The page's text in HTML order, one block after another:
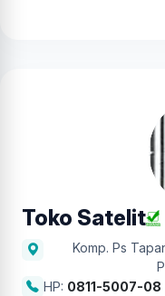
Toko Satelit
Komp. Ps
HP: 0811-5007-08